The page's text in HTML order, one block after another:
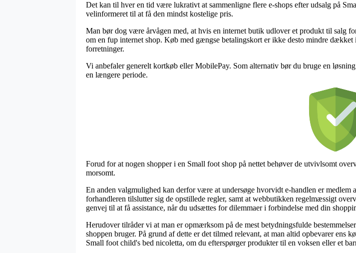
Det kan til hver en tid være lukrativt at sammenligne flere e-shops efter udsalg på
velinformeret til at få den mindst kostelige pris.
Man bør dog være årvågen med, at hvis en internet butik udlover et produkt til salg
om en fup internet shop. Køb med gængse betalingskort er ikke desto mindre
forretninger.
Vi anbefaler generelt kortkøb eller MobilePay. Som alternativ bør du bruge en
en længere periode.
Forud for at nogen shopper i en Small foot shop på nettet behøver de utvivlsomt
morsomt.
En anden valgmulighed kan derfor være at undersøge hvorvidt e-handlen er
forhandleren tilslutter sig de opstillede regler, samt at webbutikken regelmæssigt
genvej til at få assistance, når du udsættes for dilemmaer i forbindelse med din
Herudover tilråder vi at man er opmærksom på de mest betydningsfulde
shoppen bruger. På grund af dette er det tilmed relevant, at man altid opbevarer ens
Small foot child's bed nicoletta, om du efterspørger produkter til en voksen eller et